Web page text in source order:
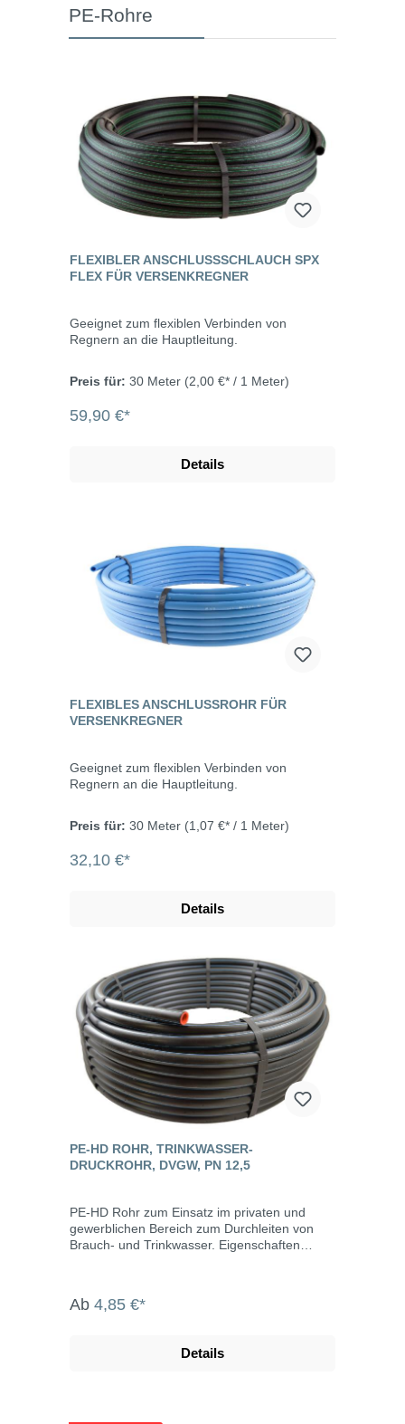
PE-Rohre
FLEXIBLER ANSCHLUSSSCHLAUCH SPX
FLEX FÜR VERSENKREGNER
Geeignet zum flexiblen Verbinden von
Regnern an die Hauptleitung.
Preis für: 30 Meter (2,00 €* / 1 Meter)
59,90 €*
Details
FLEXIBLES ANSCHLUSSROHR FÜR
VERSENKREGNER
Geeignet zum flexiblen Verbinden von
Regnern an die Hauptleitung.
Preis für: 30 Meter (1,07 €* / 1 Meter)
32,10 €*
Details
PE-HD ROHR, TRINKWASSER-
DRUCKROHR, DVGW, PN 12,5
PE-HD Rohr zum Einsatz im privaten und
gewerblichen Bereich zum Durchleiten von
Brauch- und Trinkwasser. Eigenschaften
Beständigkeit: beständig gegen Laugen,
beständig gegen Alkohol, Öl und Benzin
Ab 4,85 €*
Details